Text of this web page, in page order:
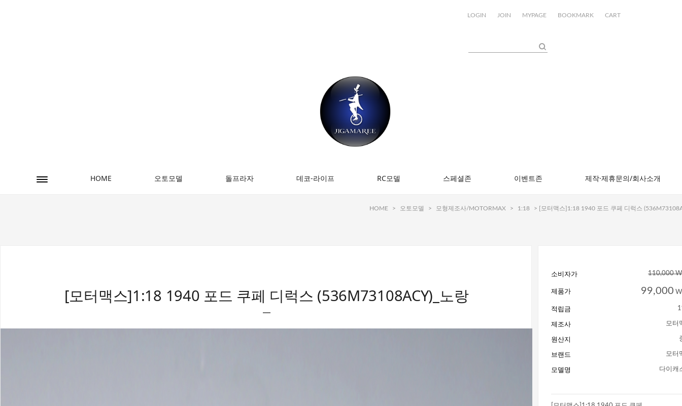
LOGIN JOIN MYPAGE BOOKMARK CART
HOME 오토모델 돌프라자 데코-라이프 RC모델 스페셜존 이벤트존 제작·제휴문의/회사소개
HOME > 오토모델 > 모형제조사/MOTORMAX > 1:18 > [모터맥스]1:18 1940 포드 쿠페 디럭스
[모터맥스]1:18 1940 포드 쿠페 디럭스 (536M73108ACY)_노랑
소비자가 110,000
제품가 99,000
적립금
제조사 모터
원산지
브랜드 모터
모델명 다이캐